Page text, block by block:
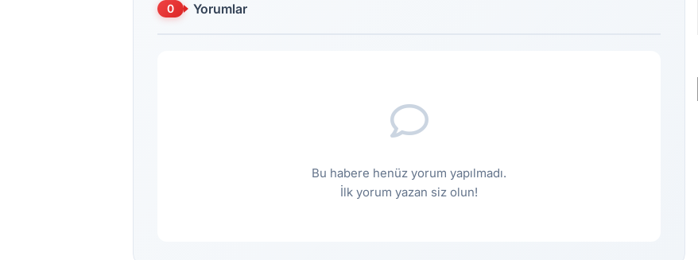
0 Yorumlar
Bu habere henüz yorum yapılmadı.
İlk yorum yazan siz olun!